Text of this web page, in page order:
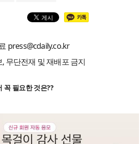
press@cdaily.co.kr
단전재 및 재배포 금지
꼭 필요한 것은??